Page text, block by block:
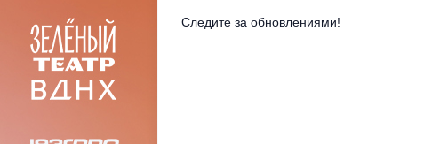
Следите за обновлениями!